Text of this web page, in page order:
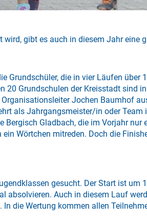
gibt es auch in diesem Jahr eine
Grundschüler, die in vier Läufen
Grundschulen der Kreisstadt sind
Jochen Baumhof
als Jahrgangsmeister/in oder
Gladbach, die im Vorjahr nur
Wörtchen mitreden. Doch die
gesucht. Der Start ist um
Auch in diesem Lauf
die Wertung kommen allen